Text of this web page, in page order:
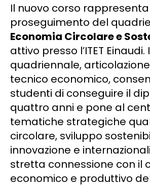
Il nuovo corso
proseguimento del
Economia Circolare e
attivo presso l’ITET
quadriennale, articolazione
tecnico economico,
studenti di conseguire il
quattro anni e pone al
tematiche strategiche
circolare, sviluppo
innovazione e
stretta connessione con il
economico e produttivo